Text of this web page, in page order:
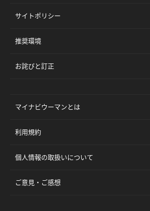
サイトポリシー
推奨環境
お詫びと訂正
マイナビウーマンとは
利用規約
個人情報の取扱いについて
ご意見・ご感想